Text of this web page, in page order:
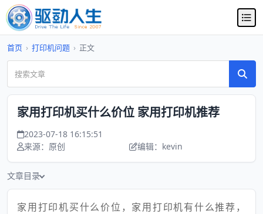
首页 › 打印机问题 › 正文
家用打印机买什么价位 家用打印机推荐
2023-07-18 16:15:51
来源：原创
编辑：kevin
文章目录
家用打印机买什么价位，家用打印机有什么推荐，